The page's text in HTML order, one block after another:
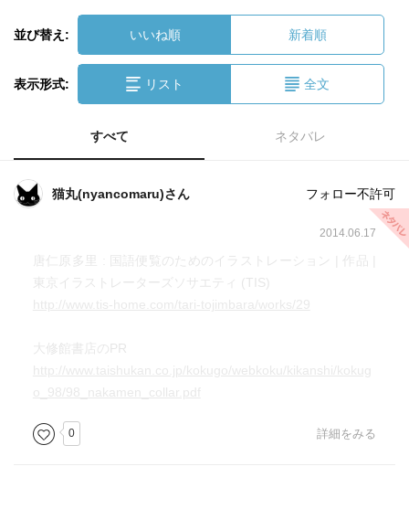
並び替え: いいね順 新着順
表示形式: リスト 全文
すべて ネタバレ
猫丸(nyancomaru)さん フォロー不許可
2014.06.17
唐仁原多里 : 国語便覧のためのイラストレーション | 作品 |
東京イラストレーターズソサエティ (TIS)
大修館書店のPR
0 詳細をみる